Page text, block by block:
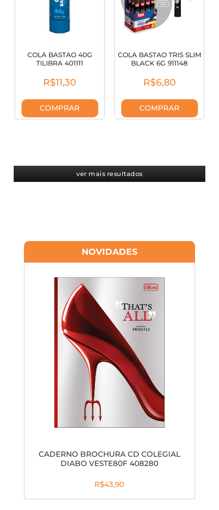
COLA BASTAO 40G
TILIBRA 401111
R$11,30
COMPRAR
COLA BASTAO TRIS SLIM
BLACK 6G 911148
R$6,80
COMPRAR
ver mais resultados
NOVIDADES
CADERNO BROCHURA CD COLEGIAL
DIABO VESTE80F 408280
R$43,90